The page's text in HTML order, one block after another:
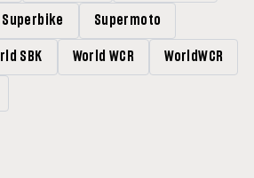
Superbike Supermoto
SBK World WCR WorldWCR